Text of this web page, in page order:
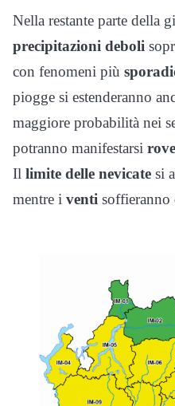
Nella restante parte della
precipitazioni deboli
con fenomeni più
piogge si estenderanno
maggiore probabilità nei
potranno manifestarsi
Il limite delle nevicate si
mentre i venti